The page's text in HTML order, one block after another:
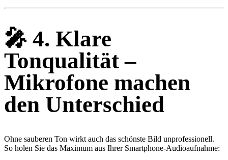
🎤 4. Klare
Tonqualität –
Mikrofone machen
den Unterschied
Ohne sauberen Ton wirkt auch das schönste Bild unprofessionell.
So holen Sie das Maximum aus Ihrer Smartphone-Audioaufnahme: